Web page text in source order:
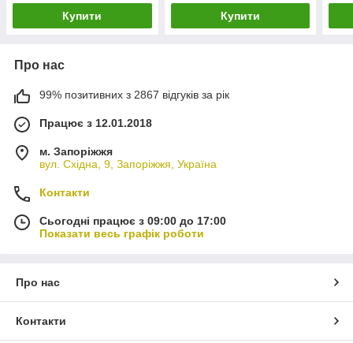
Купити Купити
Про нас
99% позитивних з 2867 відгуків за рік
Працює з 12.01.2018
м. Запоріжжя
вул. Східна, 9, Запоріжжя, Україна
Контакти
Сьогодні працює з 09:00 до 17:00
Показати весь графік роботи
Про нас
Контакти